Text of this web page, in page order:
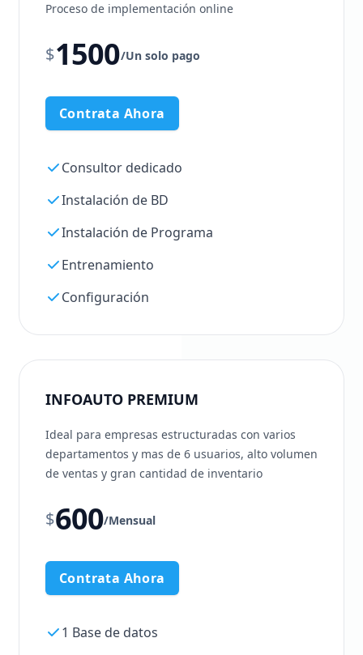
Proceso de implementación online
$1500/Un solo pago
Contrata Ahora
Consultor dedicado
Instalación de BD
Instalación de Programa
Entrenamiento
Configuración
INFOAUTO PREMIUM
Ideal para empresas estructuradas con varios
departamentos y mas de 6 usuarios, alto volumen
de ventas y gran cantidad de inventario
$600/Mensual
Contrata Ahora
1 Base de datos